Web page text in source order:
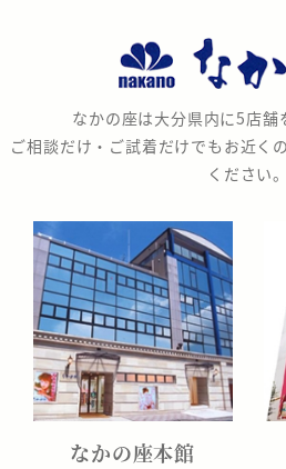
座
なかの座は大分県内に5店舗
ご相談だけ・ご試着だけでもお近く
ください。
なかの座本館